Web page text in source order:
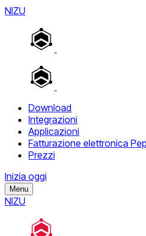
NIZU
Download
Integrazioni
Applicazioni
Fatturazione elettronica
Prezzi
Inizia oggi
Menu
NIZU